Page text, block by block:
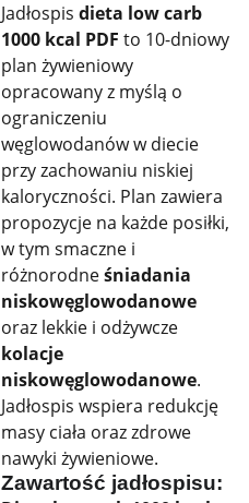
Jadłospis dieta low carb
1000 kcal PDF to 10-dniowy
plan żywieniowy
opracowany z myślą o
ograniczeniu
węglowodanów w diecie
przy zachowaniu niskiej
kaloryczności. Plan zawiera
propozycje na każde posiłki,
w tym smaczne i
różnorodneśniadania
niskowęglowodanowe
oraz lekkie i odżywcze
kolacje
niskowęglowodanowe.
Jadłospis wspiera redukcję
masy ciała oraz zdrowe
nawyki żywieniowe.
Zawartość jadłospisu: